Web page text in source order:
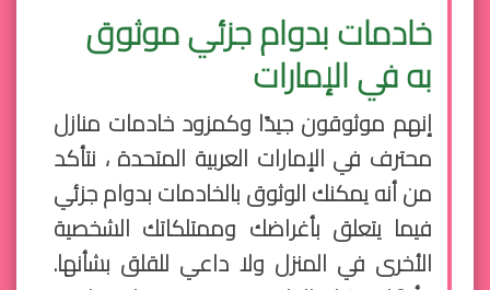
خادمات بدوام جزئي موثوق
به في الإمارات
إنهم موثوقون جيدًا وكمزود خادمات منازل
محترف في الإمارات العربية المتحدة ، نتأكد
من أنه يمكنك الوثوق بالخادمات بدوام جزئي
فيما يتعلق بأغراضك وممتلكاتك الشخصية
الأخرى في المنزل ولا داعي للقلق بشأنها.